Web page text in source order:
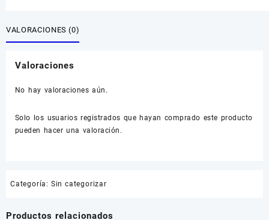
VALORACIONES (0)
Valoraciones
No hay valoraciones aún.
Solo los usuarios registrados que hayan comprado este producto
pueden hacer una valoración.
Categoría: Sin categorizar
Productos relacionados